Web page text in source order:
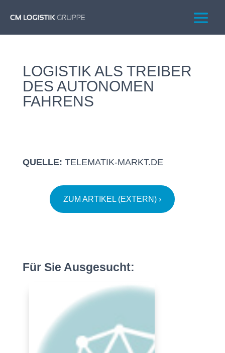
LOGISTIK ALS TREIBER
DES AUTONOMEN
FAHRENS
QUELLE: TELEMATIK-MARKT.DE
ZUM ARTIKEL (EXTERN) ›
Für Sie Ausgesucht: